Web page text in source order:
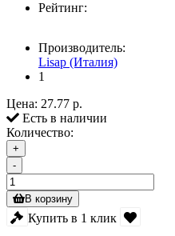
Рейтинг:
Производитель:
Lisap (Италия)
1
Цена: 27.77 р.
Есть в наличии
Количество:
+
-
В корзину
Купить в 1 клик